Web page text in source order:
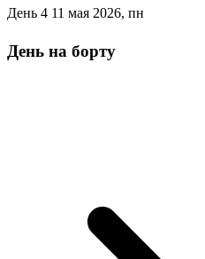
День 4 11 мая 2026, пн
День на борту